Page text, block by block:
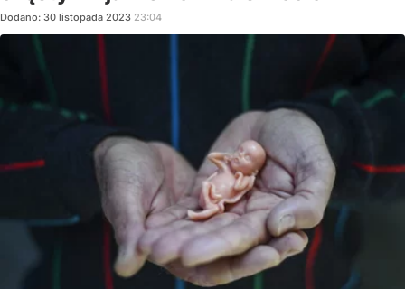
Dodano: 30 listopada 2023 23:04